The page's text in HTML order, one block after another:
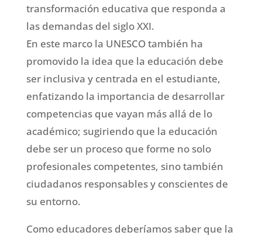
transformación educativa que responda a
las demandas del siglo XXI.
En este marco la UNESCO también ha
promovido la idea que la educación debe
ser inclusiva y centrada en el estudiante,
enfatizando la importancia de desarrollar
competencias que vayan más allá de lo
académico; sugiriendo que la educación
debe ser un proceso que forme no solo
profesionales competentes, sino también
ciudadanos responsables y conscientes de
su entorno.
Como educadores deberíamos saber que la